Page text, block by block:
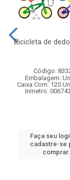
Bicicleta de
Código:
Embalagem:
Caixa Com: 120
Inmetro:
Faça seu
cadastre-se
comprar.